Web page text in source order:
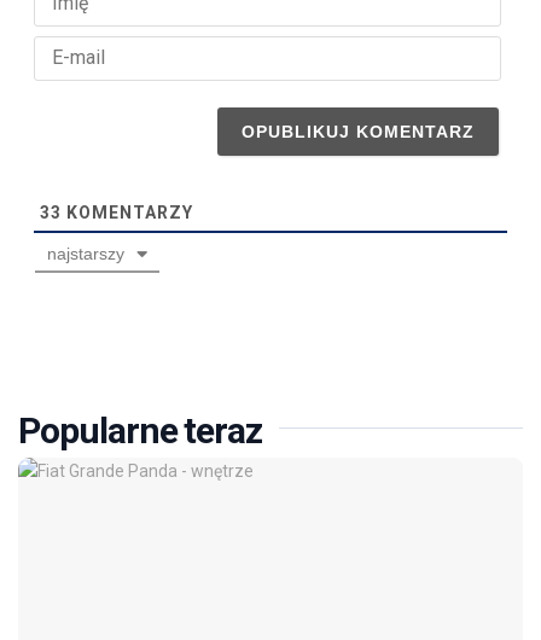
E-
33 KOMENTARZY
najstarszy
Popularne teraz